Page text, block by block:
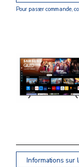
Pour passer commande,
Informations sur